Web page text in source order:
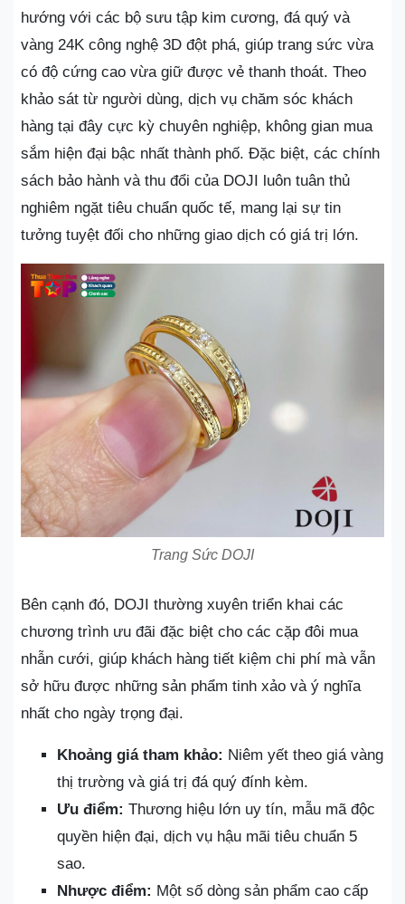
hướng với các bộ sưu tập kim cương, đá quý và
vàng 24K công nghệ 3D đột phá, giúp trang sức vừa
có độ cứng cao vừa giữ được vẻ thanh thoát. Theo
khảo sát từ người dùng, dịch vụ chăm sóc khách
hàng tại đây cực kỳ chuyên nghiệp, không gian mua
sắm hiện đại bậc nhất thành phố. Đặc biệt, các chính
sách bảo hành và thu đổi của DOJI luôn tuân thủ
nghiêm ngặt tiêu chuẩn quốc tế, mang lại sự tin
tưởng tuyệt đối cho những giao dịch có giá trị lớn.
Trang Sức DOJI
Bên cạnh đó, DOJI thường xuyên triển khai các
chương trình ưu đãi đặc biệt cho các cặp đôi mua
nhẫn cưới, giúp khách hàng tiết kiệm chi phí mà vẫn
sở hữu được những sản phẩm tinh xảo và ý nghĩa
nhất cho ngày trọng đại.
Khoảng giá tham khảo: Niêm yết theo giá vàng
thị trường và giá trị đá quý đính kèm.
Ưu điểm: Thương hiệu lớn uy tín, mẫu mã độc
quyền hiện đại, dịch vụ hậu mãi tiêu chuẩn 5
sao.
Nhược điểm: Một số dòng sản phẩm cao cấp